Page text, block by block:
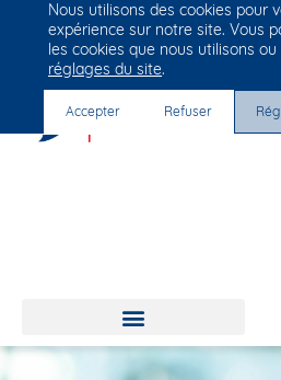
Nous utilisons des cookies pour
expérience sur notre site. Vous
les cookies que nous utilisons
réglages du site.
Accepter Refuser